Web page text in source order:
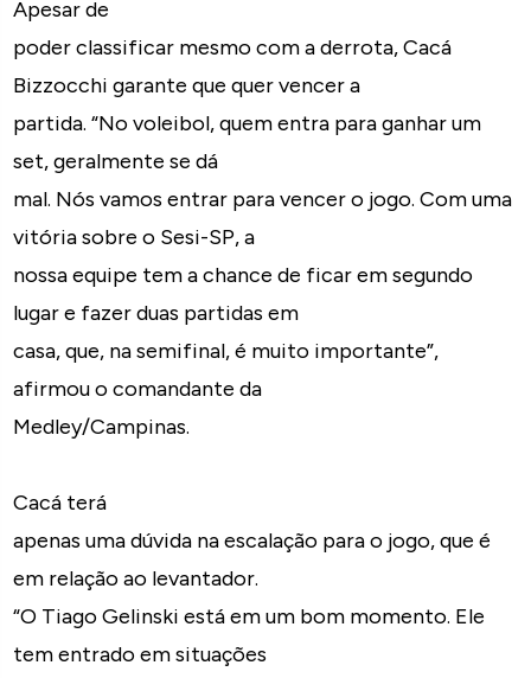
Apesar de
poder classificar mesmo com a derrota, Cacá
Bizzocchi garante que quer vencer a
partida. “No voleibol, quem entra para ganhar um
set, geralmente se dá
mal. Nós vamos entrar para vencer o jogo. Com uma
vitória sobre o Sesi-SP, a
nossa equipe tem a chance de ficar em segundo
lugar e fazer duas partidas em
casa, que, na semifinal, é muito importante”,
afirmou o comandante da
Medley/Campinas.
Cacá terá
apenas uma dúvida na escalação para o jogo, que é
em relação ao levantador.
“O Tiago Gelinski está em um bom momento. Ele
tem entrado em situações